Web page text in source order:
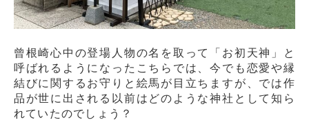
曾根崎心中の登場人物の名を取って「お初天神」と
呼ばれるようになったこちらでは、今でも恋愛や縁
結びに関するお守りと絵馬が目立ちますが、では作
品が世に出される以前はどのような神社として知ら
れていたのでしょう？